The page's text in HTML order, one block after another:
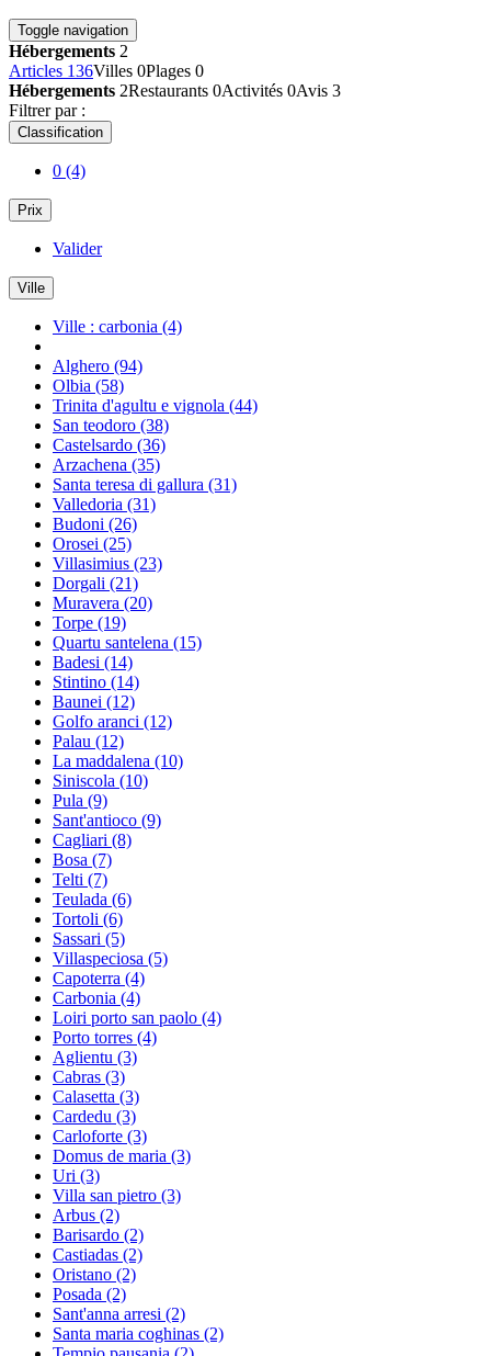
Toggle navigation
Hébergements 2
Articles 136Villes 0Plages 0
Hébergements 2Restaurants 0Activités 0Avis 3
Filtrer par :
Classification
0 (4)
Prix
Valider
Ville
Ville : carbonia (4)
Alghero (94)
Olbia (58)
Trinita d'agultu e vignola (44)
San teodoro (38)
Castelsardo (36)
Arzachena (35)
Santa teresa di gallura (31)
Valledoria (31)
Budoni (26)
Orosei (25)
Villasimius (23)
Dorgali (21)
Muravera (20)
Torpe (19)
Quartu santelena (15)
Badesi (14)
Stintino (14)
Baunei (12)
Golfo aranci (12)
Palau (12)
La maddalena (10)
Siniscola (10)
Pula (9)
Sant'antioco (9)
Cagliari (8)
Bosa (7)
Telti (7)
Teulada (6)
Tortoli (6)
Sassari (5)
Villaspeciosa (5)
Capoterra (4)
Carbonia (4)
Loiri porto san paolo (4)
Porto torres (4)
Aglientu (3)
Cabras (3)
Calasetta (3)
Cardedu (3)
Carloforte (3)
Domus de maria (3)
Uri (3)
Villa san pietro (3)
Arbus (2)
Barisardo (2)
Castiadas (2)
Oristano (2)
Posada (2)
Sant'anna arresi (2)
Santa maria coghinas (2)